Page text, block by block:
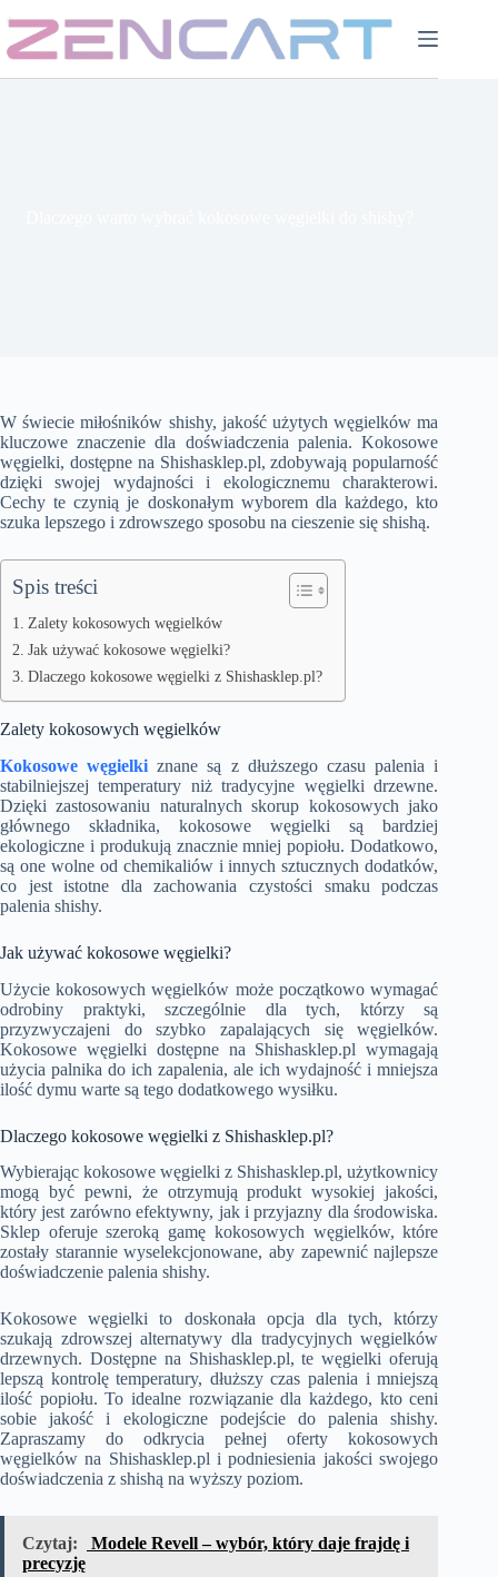
do
treści
W świecie miłośników shishy, jakość użytych węgielków ma
kluczowe znaczenie dla doświadczenia palenia. Kokosowe
węgielki, dostępne na Shishasklep.pl, zdobywają popularność
dzięki swojej wydajności i ekologicznemu charakterowi.
Cechy te czynią je doskonałym wyborem dla każdego, kto
szuka lepszego i zdrowszego sposobu na cieszenie się shishą.
Spis treści
Zalety kokosowych węgielków
Jak używać kokosowe węgielki?
Dlaczego kokosowe węgielki z Shishasklep.pl?
Zalety kokosowych węgielków
Kokosowe węgielki znane są z dłuższego czasu palenia i
stabilniejszej temperatury niż tradycyjne węgielki drzewne.
Dzięki zastosowaniu naturalnych skorup kokosowych jako
głównego składnika, kokosowe węgielki są bardziej
ekologiczne i produkują znacznie mniej popiołu. Dodatkowo,
są one wolne od chemikaliów i innych sztucznych dodatków,
co jest istotne dla zachowania czystości smaku podczas
palenia shishy.
Jak używać kokosowe węgielki?
Użycie kokosowych węgielków może początkowo wymagać
odrobiny praktyki, szczególnie dla tych, którzy są
przyzwyczajeni do szybko zapalających się węgielków.
Kokosowe węgielki dostępne na Shishasklep.pl wymagają
użycia palnika do ich zapalenia, ale ich wydajność i mniejsza
ilość dymu warte są tego dodatkowego wysiłku.
Dlaczego kokosowe węgielki z Shishasklep.pl?
Wybierając kokosowe węgielki z Shishasklep.pl, użytkownicy
mogą być pewni, że otrzymują produkt wysokiej jakości,
który jest zarówno efektywny, jak i przyjazny dla środowiska.
Sklep oferuje szeroką gamę kokosowych węgielków, które
zostały starannie wyselekcjonowane, aby zapewnić najlepsze
doświadczenie palenia shishy.
Kokosowe węgielki to doskonała opcja dla tych, którzy
szukają zdrowszej alternatywy dla tradycyjnych węgielków
drzewnych. Dostępne na Shishasklep.pl, te węgielki oferują
lepszą kontrolę temperatury, dłuższy czas palenia i mniejszą
ilość popiołu. To idealne rozwiązanie dla każdego, kto ceni
sobie jakość i ekologiczne podejście do palenia shishy.
Zapraszamy do odkrycia pełnej oferty kokosowych
węgielków na Shishasklep.pl i podniesienia jakości swojego
doświadczenia z shishą na wyższy poziom.
Czytaj:
Modele Revell – wybór, który daje frajdę i
precyzję